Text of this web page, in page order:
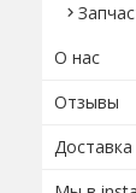
О нас
Отзывы